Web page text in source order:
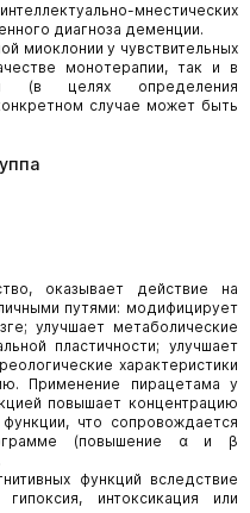
мнестических
диагноза деменции.
миоклонии у чувствительных
монотерапии, так и в
(в целях определения
случае может быть
оказывает действие на
путями: модифицирует
улучшает метаболические
пластичности; улучшает
характеристики
Применение пирацетама у
повышает концентрацию
что сопровождается
(повышение α и β
функций вследствие
интоксикация или